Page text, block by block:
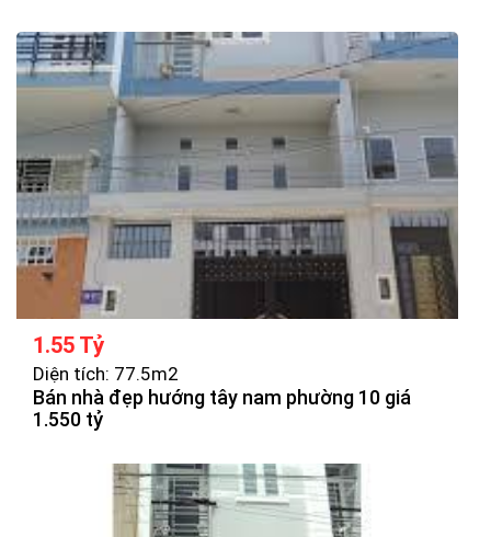
1.55 Tỷ
Diện tích: 77.5m2
Bán nhà đẹp hướng tây nam phường 10 giá
1.550 tỷ